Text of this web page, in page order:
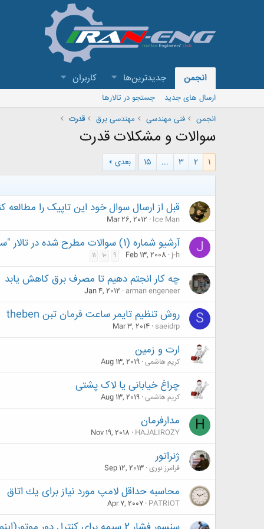
انجمن جدیدترین‌ها کاربران
ارسال های جدید
جستجو در تالارها
انجمن
فنی مهندسی مهندسی برق قدرت
سوالات و مشكلات قدرت
1
2
3
...
15
بعدی
قبل از ارسال سوال خود این تاپیک را مطالعه
Ice Man
Mar 26, 2012
J آرشیو شماره (1) سوالات مطرح شده در تالار "سوالات و مشكلات قدرت"
j-h
Feb 13, 2008
9
10
11
چه کار انجتم دهیم تا مصرف برق کاهش یابد
arman engeneer
Jan 4, 2012
S روش تنظیم تایمر ساعت فرمان تبن theben
saeidrp
Mar 3, 2014
ارت و زمین
کریم هاشمی Aug 13, 2019
چراغ خیابانی یا لاک پشتی
کریم هاشمی Aug 13, 2019
H مدارفرمان
HAJALIROZY
Nov 19, 2018
ژنراتور
فرامرز نوری Sep 12, 2013
محاسبه حداقل لامپ مورد نیاز برای يك اتاق
PATRIOT
Apr 7, 2007